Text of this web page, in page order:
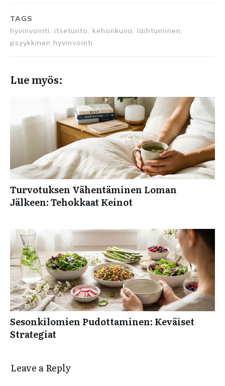
TAGS
hyvinvointi, itsetunto, kehonkuva, laihtuminen,
psyykkinen hyvinvointi
Lue myös:
Turvotuksen Vähentäminen Loman
Jälkeen: Tehokkaat Keinot
Sesonkilomien Pudottaminen: Keväiset
Strategiat
Leave a Reply